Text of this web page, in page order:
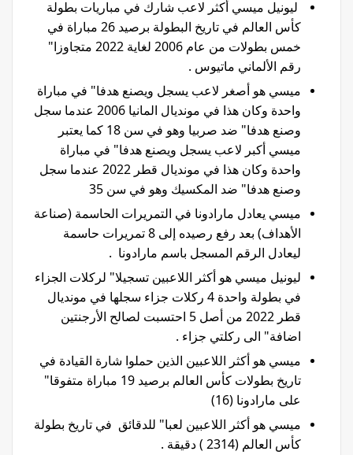
ليونيل ميسي أكثر لاعب شارك في مباريات بطولة
كأس العالم في تاريخ البطولة برصيد 26 مباراة في
خمس بطولات من عام 2006 لغاية 2022 متجاوزا"
رقم الألماني ماتيوس .
ميسي هو أصغر لاعب يسجل ويصنع هدفا" في مباراة
واحدة وكان هذا في مونديال المانيا 2006 عندما سجل
وصنع هدفا" ضد صربيا وهو في سن 18 كما يعتبر
ميسي أكبر لاعب يسجل ويصنع هدفا" في مباراة
واحدة وكان هذا في مونديال قطر 2022 عندما سجل
وصنع هدفا" ضد المكسيك وهو في سن 35
ميسي يعادل مارادونا في التمريرات الحاسمة (صناعة
الأهداف) بعد رفع رصيده إلى 8 تمريرات حاسمة
ليعادل الرقم المسجل باسم مارادونا .
ليونيل ميسي هو أكثر اللاعبين تسجيلا" لركلات الجزاء
في بطولة واحدة 4 ركلات جزاء سجلها في مونديال
قطر 2022 من أصل 5 احتسبت لصالح الأرجنتين
اضافة" الى ركلتي جزاء .
ميسي هو أكثر اللاعبين الذين حملوا شارة القيادة في
تاريخ بطولات كأس العالم برصيد 19 مباراة متفوقا"
على مارادونا (16)
ميسي هو أكثر اللاعبين لعبا" للدقائق في تاريخ بطولة
كأس العالم (2314 ) دقيقة .